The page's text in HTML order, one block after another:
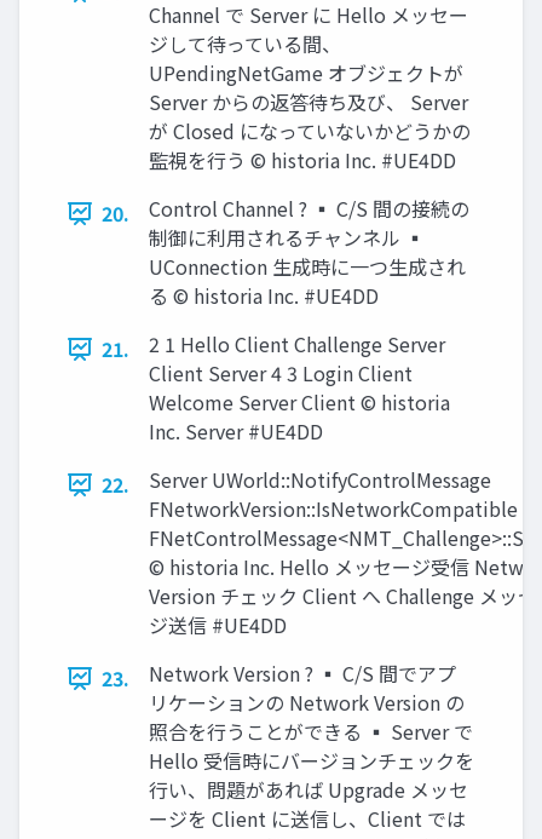
Channel で Server に Hello メッセー
ジして待っている間、
UPendingNetGame オブジェクトが
Server からの返答待ち及び、 Server
が Closed になっていないかどうかの
監視を行う © historia Inc. #UE4DD
20.
Control Channel ? ▪ C/S 間の接続の
制御に利用されるチャンネル ▪
UConnection 生成時に一つ生成され
る © historia Inc. #UE4DD
21.
2 1 Hello Client Challenge Server
Client Server 4 3 Login Client
Welcome Server Client © historia
Inc. Server #UE4DD
22.
Server UWorld::NotifyControlMessage
FNetworkVersion::IsNetworkCompatible
© historia Inc. Hello メッセージ受信
Version チェック Client へ Challenge メッ
ジ送信 #UE4DD
23.
Network Version ? ▪ C/S 間でアプ
リケーションの Network Version の
照合を行うことができる ▪ Server で
Hello 受信時にバージョンチェックを
行い、問題があれば Upgrade メッセ
ージを Client に送信し、Client では